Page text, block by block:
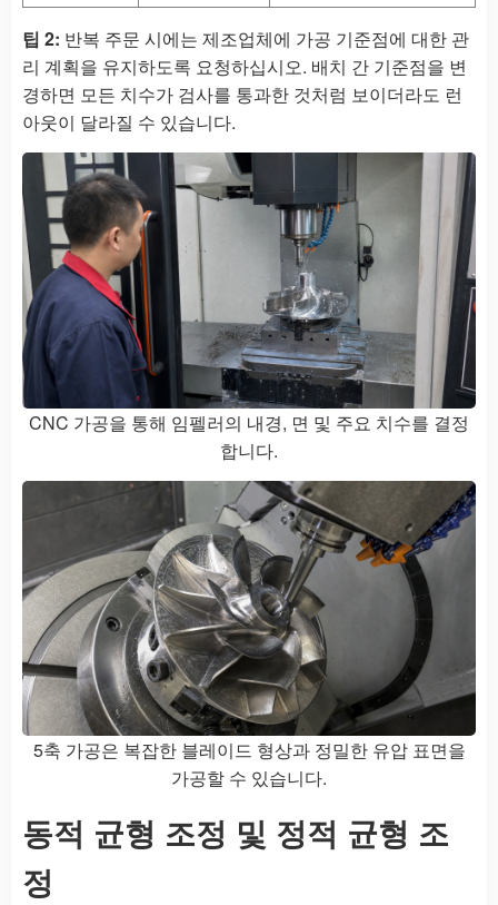
팁 2: 반복 주문 시에는 제조업체에 가공 기준점에 대한 관
리 계획을 유지하도록 요청하십시오. 배치 간 기준점을 변
경하면 모든 치수가 검사를 통과한 것처럼 보이더라도 런
아웃이 달라질 수 있습니다.
CNC 가공을 통해 임펠러의 내경, 면 및 주요 치수를 결정
합니다.
5축 가공은 복잡한 블레이드 형상과 정밀한 유압 표면을
가공할 수 있습니다.
동적 균형 조정 및 정적 균형 조
정